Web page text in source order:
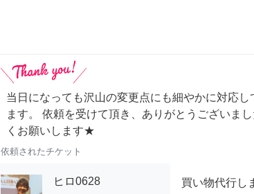
当日になっても沢山の変更点にも細やかに対応し
ます。 依頼を受けて頂き、ありがとうございま
くお願いします★
依頼されたチケット
ヒロ0628 買い物代行し